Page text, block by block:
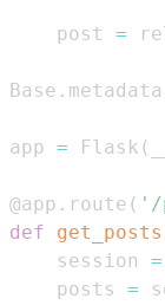
    post
=
Base . metadata
app = Flask (
@app . route ( '/
def
get_posts
    session
=
    posts
=